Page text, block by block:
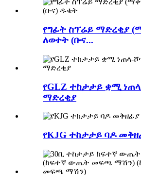
የግፊት ስፕሬይ ማድረቂያ
ለወተት (ቡና...
የGLZ ተከታታይ ቋሚ
ማድረቂያ
የKJG ተከታታይ ባዶ